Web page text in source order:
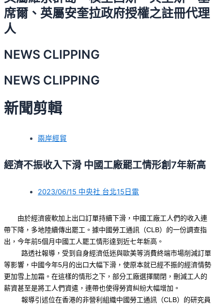
席爾、英屬安奎拉政府授權之註冊代理
人
NEWS CLIPPING
NEWS CLIPPING
新聞剪輯
兩岸經貿
經濟不振收入下滑 中國工廠罷工情形創7年新高
2023/06/15 中央社 台北15日電
由於經濟疲軟加上出口訂單持續下滑，中國工廠工人們的收入連
帶下降，多地陸續傳出罷工。據中國勞工通訊（CLB）的一份調查指
出，今年前5個月中國工人罷工情形達到近七年新高。
路透社報導，受到自身經濟低迷與歐美等消費終端市場削減訂單
等影響，中國今年5月的出口大幅下滑，使原本就已經不振的經濟情勢
更加雪上加霜。在這樣的情形之下，部分工廠選擇關閉，刪減工人的
薪資甚至是將工人們資遣，連帶也使得勞資糾紛大幅增加。
報導引述位在香港的非營利組織中國勞工通訊（CLB）的研究員